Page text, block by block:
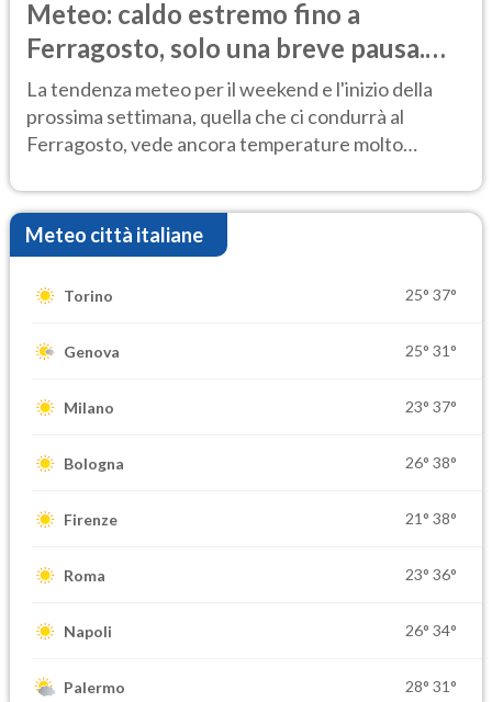
Meteo: caldo estremo fino a
Ferragosto, solo una breve pausa.
Ecco dove
La tendenza meteo per il weekend e l'inizio della
prossima settimana, quella che ci condurrà al
Ferragosto, vede ancora temperature molto
Meteo città italiane
Torino 25° 37°
Genova 25° 31°
Milano 23° 37°
Bologna 26° 38°
Firenze 21° 38°
Roma 23° 36°
Napoli 26° 34°
Palermo 28° 31°